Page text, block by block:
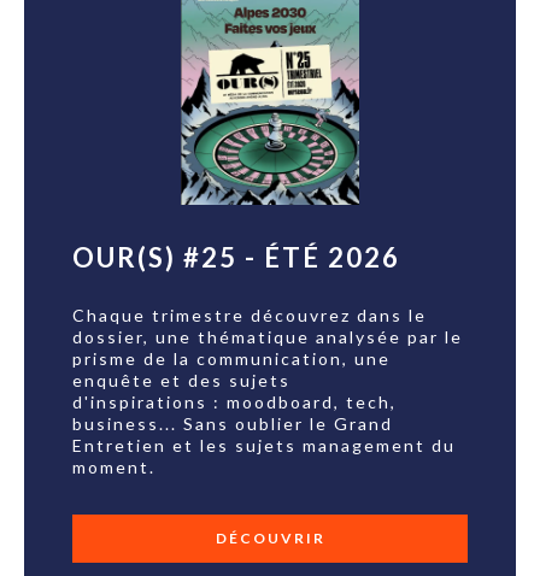
OUR(S) #25 - ÉTÉ 2026
Chaque trimestre découvrez dans le
dossier, une thématique analysée par le
prisme de la communication, une
enquête et des sujets
d'inspirations : moodboard, tech,
business... Sans oublier le Grand
Entretien et les sujets management du
moment.
DÉCOUVRIR